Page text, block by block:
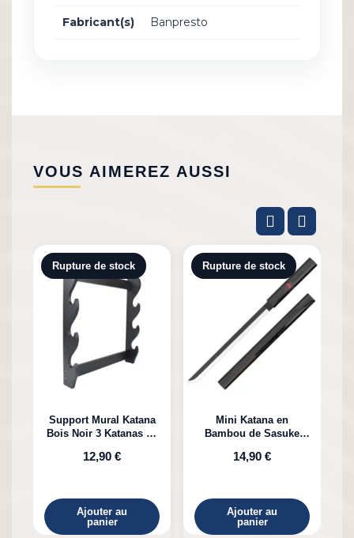
Fabricant(s) Banpresto
VOUS AIMEREZ AUSSI
Rupture de stock
Support Mural Katana
Bois Noir 3 Katanas en
12,90 €
Ajouter au
panier
Rupture de stock
Mini Katana en
Bambou de Sasuke
14,90 €
Ajouter au
panier